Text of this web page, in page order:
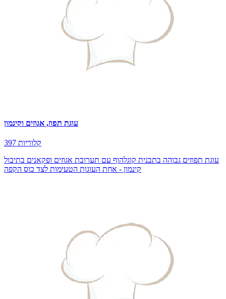
עוגת תפוז, אגוזים וקינמון
397 קלוריות
עוגת תפוזים גבוהה בתבנית קוגלהוף עם תערובת אגוזים ופקאנים בתיבול
קינמון - אחת העוגות הטעימות לצד כוס הקפה